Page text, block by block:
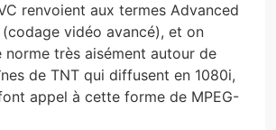
renvoient aux termes Advanced
vidéo avancé), et on
très aisément autour de
de TNT qui diffusent en 1080i,
appel à cette forme de MPEG-